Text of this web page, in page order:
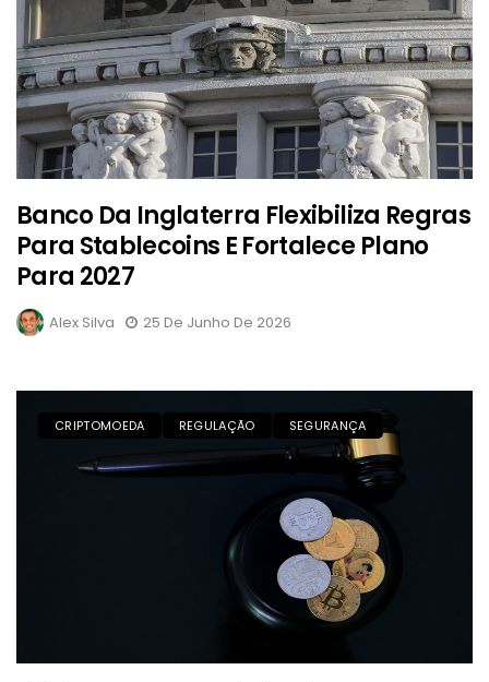
Banco Da Inglaterra Flexibiliza Regras
Para Stablecoins E Fortalece Plano
Para 2027
Alex Silva 25 De Junho De 2026
CRIPTOMOEDA REGULAÇÃO SEGURANÇA